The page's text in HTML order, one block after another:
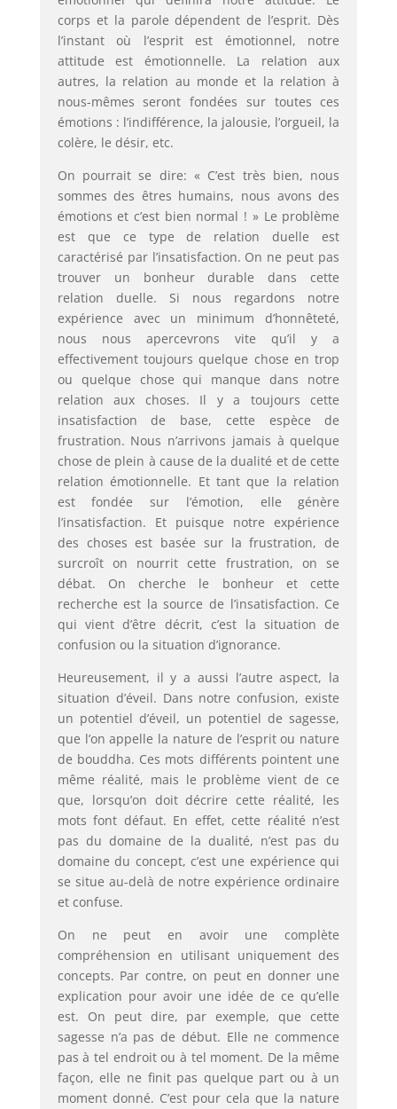
corps et la parole dépendent de l’esprit. Dès
l’instant où l’esprit est émotionnel, notre
attitude est émotionnelle. La relation aux
autres, la relation au monde et la relation à
nous-mêmes seront fondées sur toutes ces
émotions : l’indifférence, la jalousie, l’orgueil, la
colère, le désir, etc.
On pourrait se dire: « C’est très bien, nous
sommes des êtres humains, nous avons des
émotions et c’est bien normal ! » Le problème
est que ce type de relation duelle est
caractérisé par l’insatisfaction. On ne peut pas
trouver un bonheur durable dans cette
relation duelle. Si nous regardons notre
expérience avec un minimum d’honnêteté,
nous nous apercevrons vite qu’il y a
effectivement toujours quelque chose en trop
ou quelque chose qui manque dans notre
relation aux choses. Il y a toujours cette
insatisfaction de base, cette espèce de
frustration. Nous n’arrivons jamais à quelque
chose de plein à cause de la dualité et de cette
relation émotionnelle. Et tant que la relation
est fondée sur l’émotion, elle génère
l’insatisfaction. Et puisque notre expérience
des choses est basée sur la frustration, de
surcroît on nourrit cette frustration, on se
débat. On cherche le bonheur et cette
recherche est la source de l’insatisfaction. Ce
qui vient d’être décrit, c’est la situation de
confusion ou la situation d’ignorance.
Heureusement, il y a aussi l’autre aspect, la
situation d’éveil. Dans notre confusion, existe
un potentiel d’éveil, un potentiel de sagesse,
que l’on appelle la nature de l’esprit ou nature
de bouddha. Ces mots différents pointent une
même réalité, mais le problème vient de ce
que, lorsqu’on doit décrire cette réalité, les
mots font défaut. En effet, cette réalité n’est
pas du domaine de la dualité, n’est pas du
domaine du concept, c’est une expérience qui
se situe au-delà de notre expérience ordinaire
et confuse.
On ne peut en avoir une complète
compréhension en utilisant uniquement des
concepts. Par contre, on peut en donner une
explication pour avoir une idée de ce qu’elle
est. On peut dire, par exemple, que cette
sagesse n’a pas de début. Elle ne commence
pas à tel endroit ou à tel moment. De la même
façon, elle ne finit pas quelque part ou à un
moment donné. C’est pour cela que la nature